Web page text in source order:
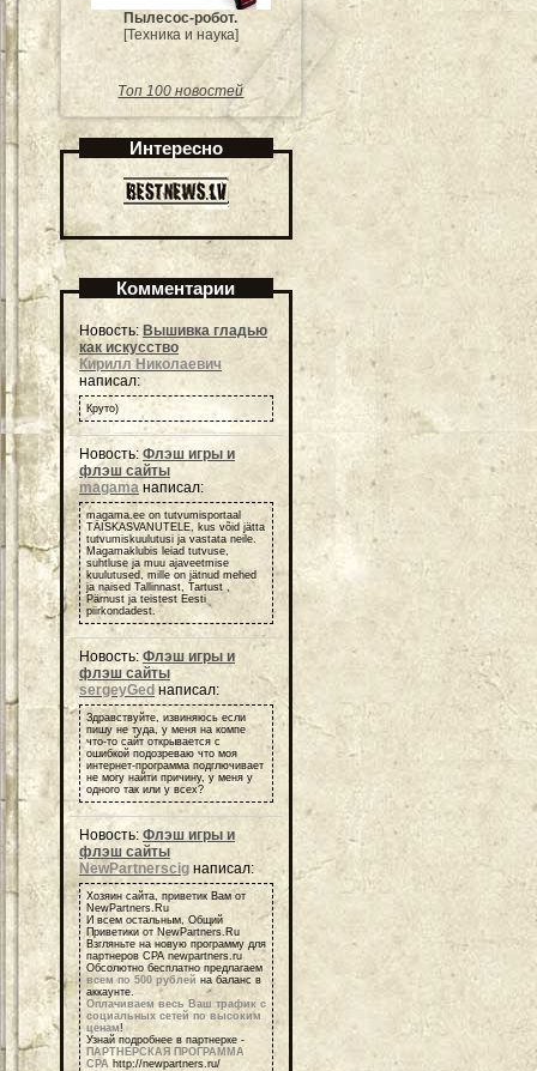
Пылесос-робот.
[Техника и наука]
Топ 100 новостей
Интересно
Комментарии
Новость: Вышивка гладью
как искусство
Кирилл Николаевич
написал:
Круто)
Новость: Флэш игры и
флэш сайты
magamaнаписал:
magama.ee on tutvumisportaal
TÄISKASVANUTELE, kus võid jätta
tutvumiskuulutusi ja vastata neile.
Magamaklubis leiad tutvuse,
suhtluse ja muu ajaveetmise
kuulutused, mille on jätnud mehed
ja naised Tallinnast, Tartust ,
Pärnust ja teistest Eesti
piirkondadest.
Новость: Флэш игры и
флэш сайты
sergeyGedнаписал:
Здравствуйте, извиняюсь если
пишу не туда, у меня на компе
что-то сайт открывается с
ошибкой подозреваю что моя
интернет-программа подглючивает
не могу найти причину, у меня у
одного так или у всех?
Новость: Флэш игры и
флэш сайты
NewPartnerscig написал:
Хозяин сайта, приветик Вам от
NewPartners.Ru
И всем остальным, Общий
Приветики от NewPartners.Ru
Взгляньте на новую программу для
партнеров СРА newpartners.ru
Обсолютно бесплатно предлагаем
всем по 500 рублей на баланс в
аккаунте.
Оплачиваем весь Ваш трафик с
социальных сетей по высоким
ценам!
Узнай подробнее в партнерке -
ПАРТНЕРСКАЯ ПРОГРАММА
СРА http://newpartners.ru/